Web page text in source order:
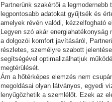
Partnerünk szakértői a
legpontosabb adatokat gyűjtsék és
amelyek révén valódi, kézzelfogható
Legyen szó akár
a dolgozói komfort javításáról,
részletes, személyre szabott
segítségével optimalizálhatjuk
megtérülését.
Ám a hőtérképes elemzés nem
megoldásai olyan látványos, egyedi
lenyűgözhetik a szemlélőt. Ezek az